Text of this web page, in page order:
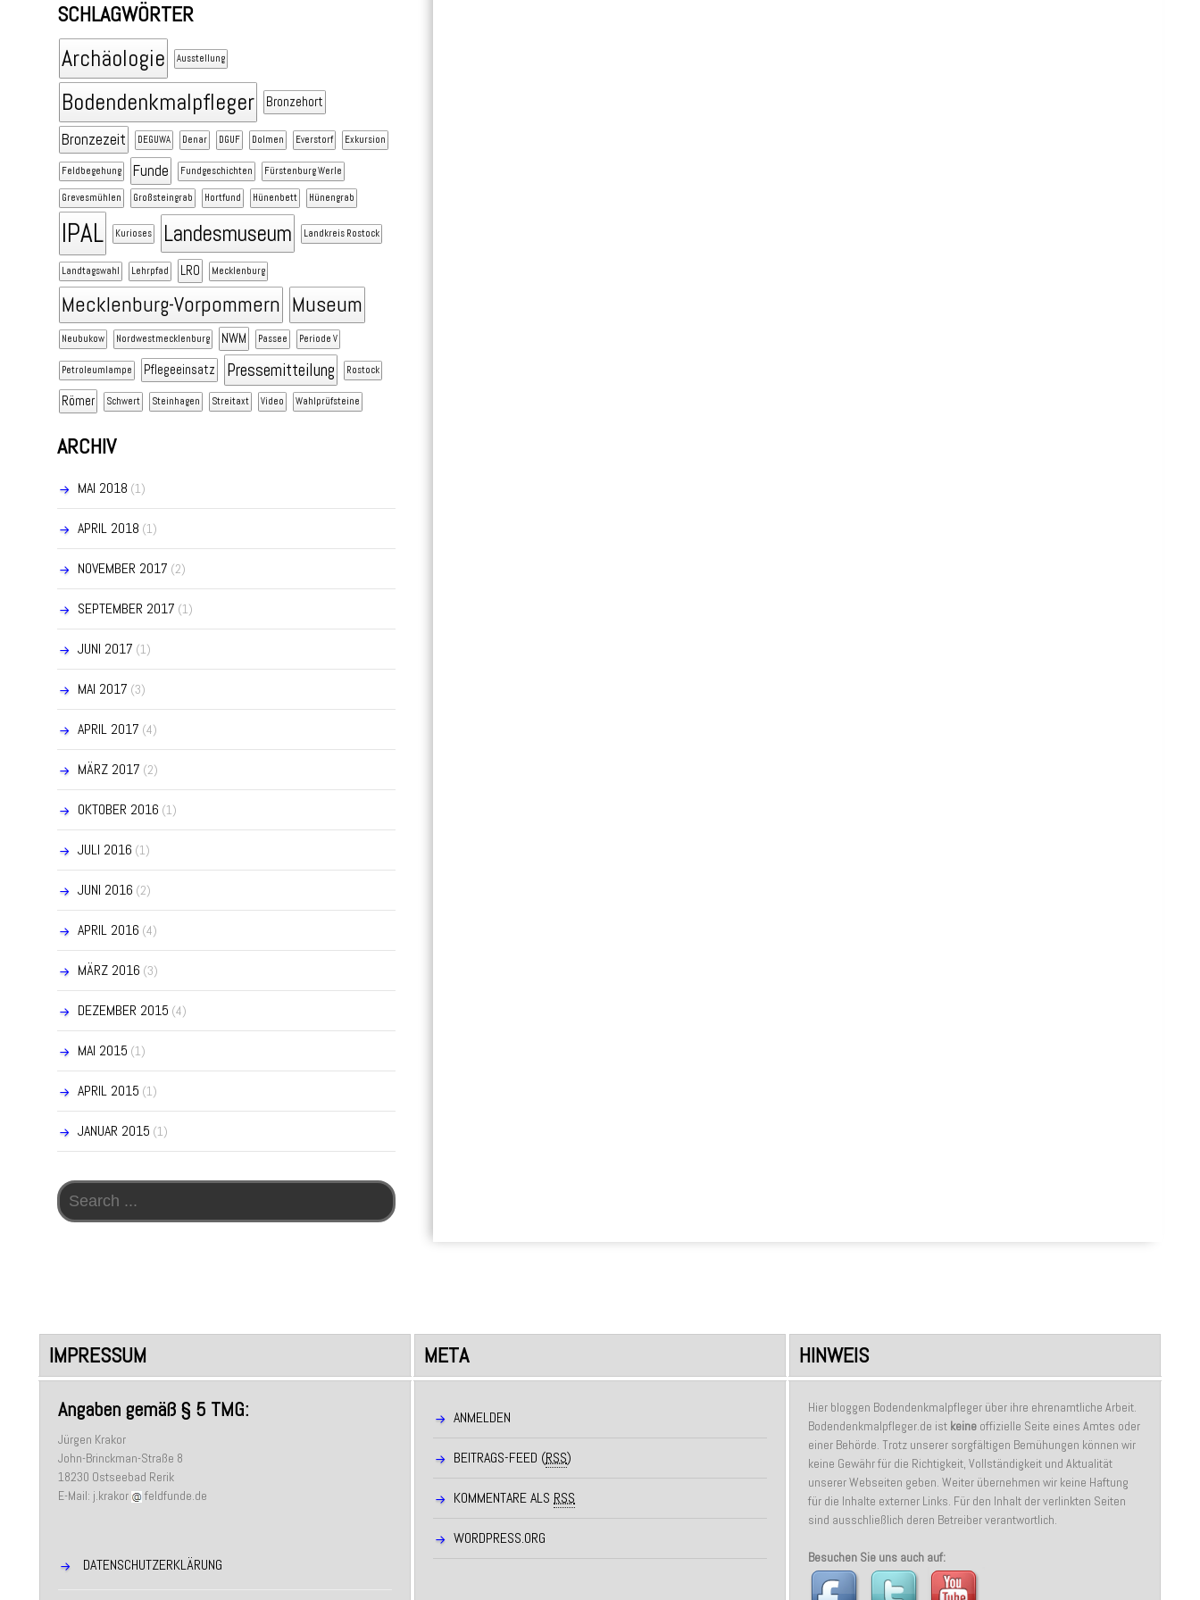
SCHLAGWÖRTER
Archäologie Ausstellung
Bodendenkmalpfleger Bronzehort
Bronzezeit DEGUWA Denar DGUF Dolmen Everstorf Exkursion
Feldbegehung Funde Fundgeschichten Fürstenburg Werle
Grevesmühlen Großsteingrab Hortfund Hünenbett Hünengrab
IPAL Kurioses Landesmuseum Landkreis Rostock
Landtagswahl Lehrpfad LRO Mecklenburg
Mecklenburg-Vorpommern Museum
Neubukow Nordwestmecklenburg NWM Passee Periode V
Petroleumlampe Pflegeeinsatz Pressemitteilung Rostock
Römer Schwert Steinhagen Streitaxt Video Wahlprüfsteine
ARCHIV
MAI 2018 (1)
APRIL 2018 (1)
NOVEMBER 2017 (2)
SEPTEMBER 2017 (1)
JUNI 2017 (1)
MAI 2017 (3)
APRIL 2017 (4)
MÄRZ 2017 (2)
OKTOBER 2016 (1)
JULI 2016 (1)
JUNI 2016 (2)
APRIL 2016 (4)
MÄRZ 2016 (3)
DEZEMBER 2015 (4)
MAI 2015 (1)
APRIL 2015 (1)
JANUAR 2015 (1)
Search for:
IMPRESSUM
Angaben gemäß § 5 TMG:
Jürgen Krakor
John-Brinckman-Straße 8
18230 Ostseebad Rerik
E-Mail: j.krakor
feldfunde.de
DATENSCHUTZERKLÄRUNG
META
ANMELDEN
BEITRAGS-FEED (RSS)
KOMMENTARE ALS RSS
WORDPRESS.ORG
HINWEIS
Hier bloggen Bodendenkmalpfleger über ihre ehrenamtliche Arbeit.
Bodendenkmalpfleger.de ist keine offizielle Seite eines Amtes oder
einer Behörde. Trotz unserer sorgfältigen Bemühungen können wir
keine Gewähr für die Richtigkeit, Vollständigkeit und Aktualität
unserer Webseiten geben. Weiter übernehmen wir keine Haftung
für die Inhalte externer Links. Für den Inhalt der verlinkten Seiten
sind ausschließlich deren Betreiber verantwortlich.
Besuchen Sie uns auch auf: